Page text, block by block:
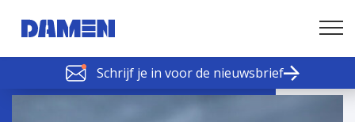
Schrijf je in voor de nieuwsbrief
SCHELDE SCHAKELS